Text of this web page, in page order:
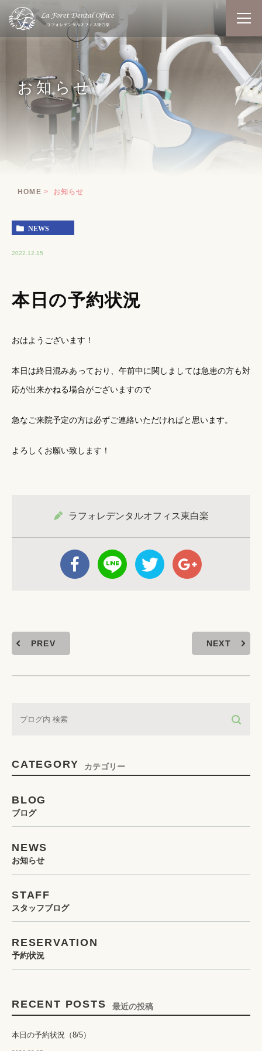
お知らせ
HOME お知らせ
NEWS
2022.12.15
本日の予約状況
おはようございます！
本日は終日混みあっており、午前中に関しましては急患の方も対
応が出来かねる場合がございますので
急なご来院予定の方は必ずご連絡いただければと思います。
よろしくお願い致します！
ラフォレデンタルオフィス東白楽
PREV NEXT
CATEGORY カテゴリー
BLOG
ブログ
NEWS
お知らせ
STAFF
スタッフブログ
RESERVATION
予約状況
RECENT POSTS 最近の投稿
本日の予約状況（8/5）